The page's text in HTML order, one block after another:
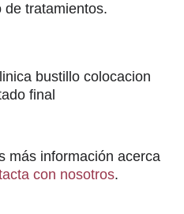
de tratamientos.
más información acerca
con nosotros.